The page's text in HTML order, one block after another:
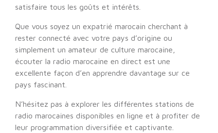
satisfaire tous les goûts et intérêts.
Que vous soyez un expatrié marocain cherchant à
rester connecté avec votre pays d’origine ou
simplement un amateur de culture marocaine,
écouter la radio marocaine en direct est une
excellente façon d’en apprendre davantage sur ce
pays fascinant.
N’hésitez pas à explorer les différentes stations de
radio marocaines disponibles en ligne et à profiter de
leur programmation diversifiée et captivante.